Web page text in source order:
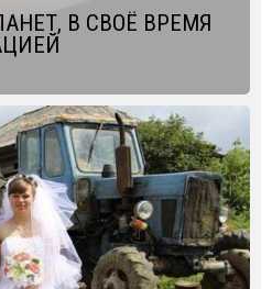
В СВОЁ ВРЕМЯ